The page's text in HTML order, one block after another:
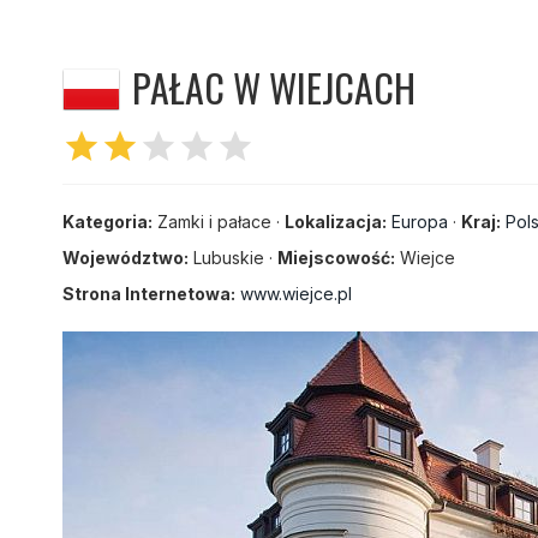
PAŁAC W WIEJCACH
starstar star star star
Kategoria: Zamki i pałace · Lokalizacja: Europa · Kraj:
Województwo: Lubuskie · Miejscowość: Wiejce
Strona Internetowa: www.wiejce.pl